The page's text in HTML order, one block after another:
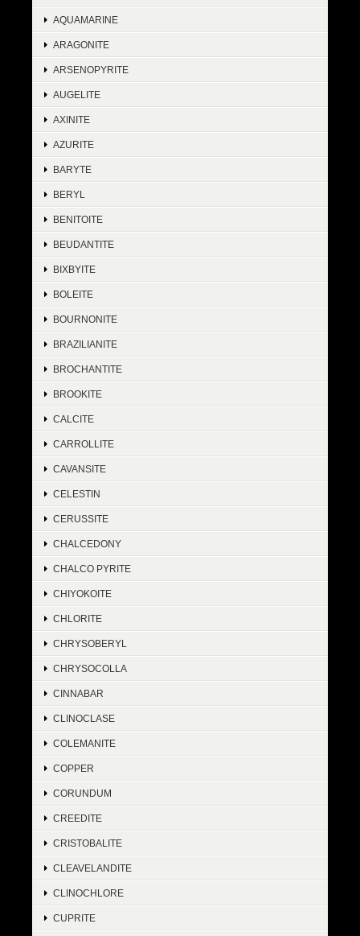
AQUAMARINE
ARAGONITE
ARSENOPYRITE
AUGELITE
AXINITE
AZURITE
BARYTE
BERYL
BENITOITE
BEUDANTITE
BIXBYITE
BOLEITE
BOURNONITE
BRAZILIANITE
BROCHANTITE
BROOKITE
CALCITE
CARROLLITE
CAVANSITE
CELESTIN
CERUSSITE
CHALCEDONY
CHALCO PYRITE
CHIYOKOITE
CHLORITE
CHRYSOBERYL
CHRYSOCOLLA
CINNABAR
CLINOCLASE
COLEMANITE
COPPER
CORUNDUM
CREEDITE
CRISTOBALITE
CLEAVELANDITE
CLINOCHLORE
CUPRITE